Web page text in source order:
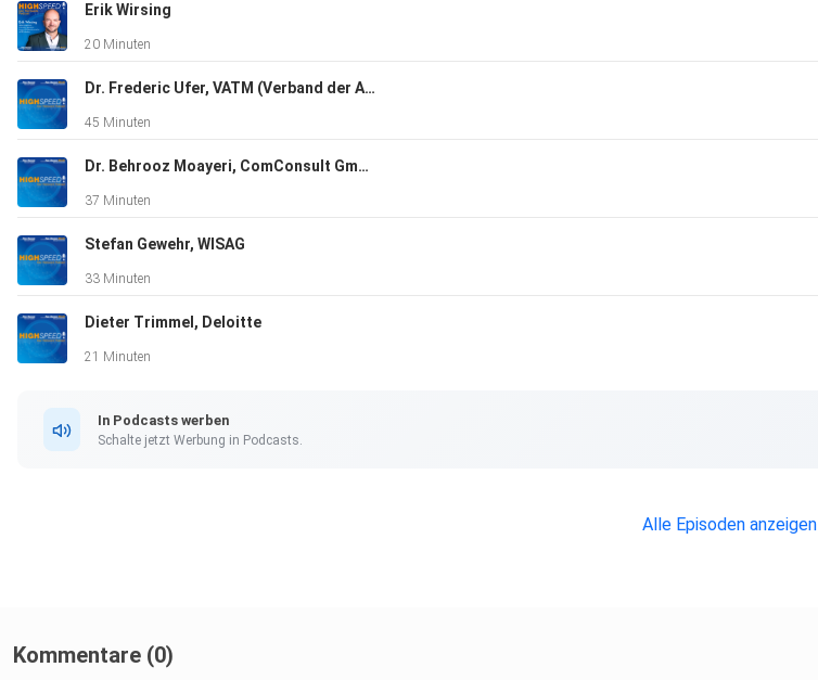
Erik Wirsing
20 Minuten
Dr. Frederic Ufer, VATM (Verband der Anbieter im Digital- und Telekommunikationsmarkt)
45 Minuten
Dr. Behrooz Moayeri, ComConsult GmbH
37 Minuten
Stefan Gewehr, WISAG
33 Minuten
Dieter Trimmel, Deloitte
21 Minuten
In Podcasts werben
Schalte jetzt Werbung in Podcasts.
Alle Episoden anzeigen
Kommentare (0)